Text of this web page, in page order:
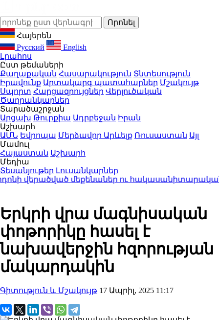
Հայերեն
Русский
English
Լրահոս
Ըստ թեմաների
Քաղաքական Հասարակություն Տնտեսություն
Իրավունք Արտակարգ պատահարներ Մշակույթ
Սպորտ Հարցազրույցներ Վերլուծական
Ծաղրանկարներ
Տարածաշրջան
Արցախ Թուրքիա Ադրբեջան Իրան
Աշխարհ
ԱՄՆ Եվրոպա Մերձավոր Արևելք Ռուսաստան Այլ
Մամուլ
Հայաստան Աշխարհ
Մեդիա
Տեսանյութեր Լուսանկարներ
վերածված մեքենաներ ու հակասանիտարական
Երկրի վրա մագնիսական
փոթորիկը հասել է
նախավերջին հզորության
մակարդակին
Գիտություն և Մշակույթ 17 Ապրիլ, 2025 11:17